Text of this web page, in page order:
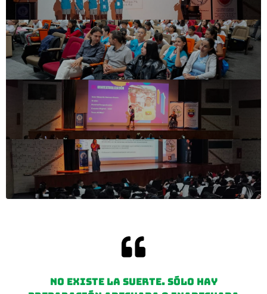
No existe la suerte. Sólo hay